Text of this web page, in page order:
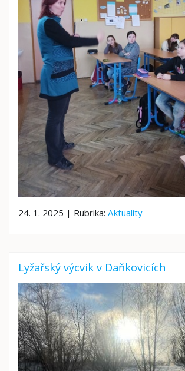
24. 1. 2025 | Rubrika: Aktuality
Lyžařský výcvik v Daňkovicích